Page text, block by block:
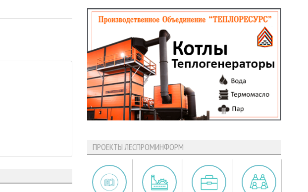
ПРОЕКТЫ ЛЕСПРОМИНФОРМ